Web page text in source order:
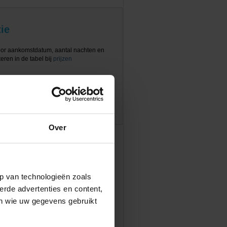
Over
van technologieën zoals
advertenties en content,
wie uw gegevens gebruikt
aankomstdatum, aantal nachten en
in de tabel bij prijzen